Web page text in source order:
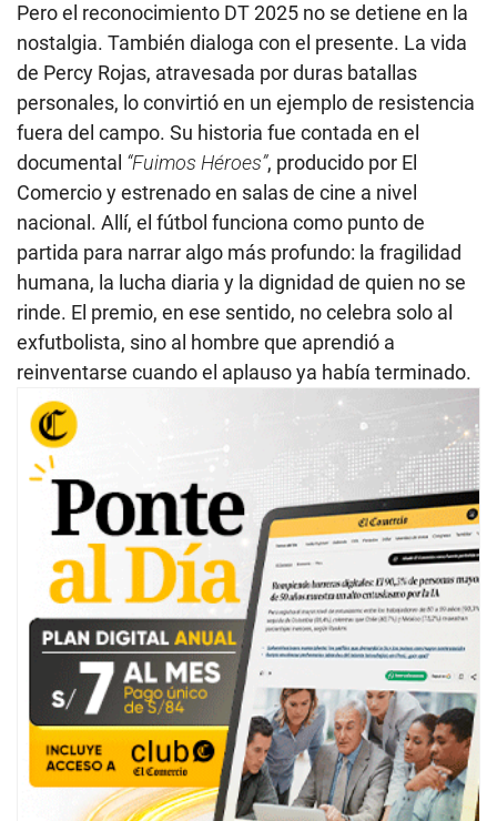
Pero el reconocimiento DT 2025 no se detiene en la
nostalgia. También dialoga con el presente. La vida
de Percy Rojas, atravesada por duras batallas
personales, lo convirtió en un ejemplo de resistencia
fuera del campo. Su historia fue contada en el
documental “Fuimos Héroes”, producido por El
Comercio y estrenado en salas de cine a nivel
nacional. Allí, el fútbol funciona como punto de
partida para narrar algo más profundo: la fragilidad
humana, la lucha diaria y la dignidad de quien no se
rinde. El premio, en ese sentido, no celebra solo al
exfutbolista, sino al hombre que aprendió a
reinventarse cuando el aplauso ya había terminado.